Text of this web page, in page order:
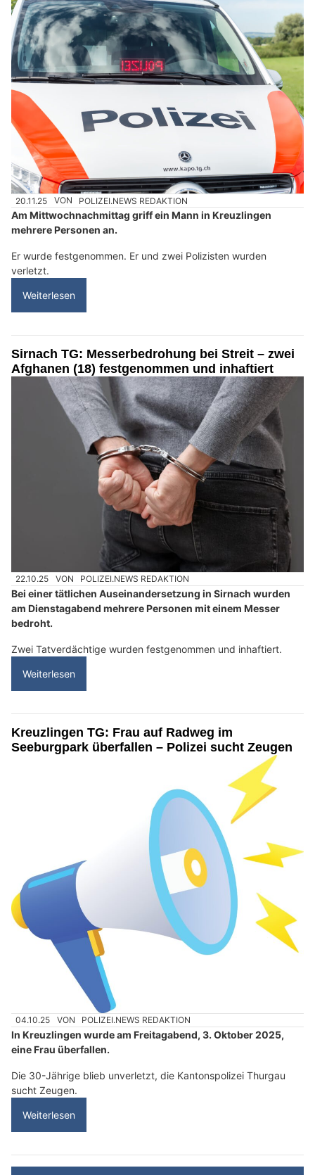
20.11.25 VON POLIZEI.NEWS REDAKTION
Am Mittwochnachmittag griff ein Mann in Kreuzlingen
mehrere Personen an.
Er wurde festgenommen. Er und zwei Polizisten wurden
verletzt.
Weiterlesen
Sirnach TG: Messerbedrohung bei Streit – zwei
Afghanen (18) festgenommen und inhaftiert
22.10.25 VON POLIZEI.NEWS REDAKTION
Bei einer tätlichen Auseinandersetzung in Sirnach wurden
am Dienstagabend mehrere Personen mit einem Messer
bedroht.
Zwei Tatverdächtige wurden festgenommen und inhaftiert.
Weiterlesen
Kreuzlingen TG: Frau auf Radweg im
Seeburgpark überfallen – Polizei sucht Zeugen
04.10.25 VON POLIZEI.NEWS REDAKTION
In Kreuzlingen wurde am Freitagabend, 3. Oktober 2025,
eine Frau überfallen.
Die 30-Jährige blieb unverletzt, die Kantonspolizei Thurgau
sucht Zeugen.
Weiterlesen